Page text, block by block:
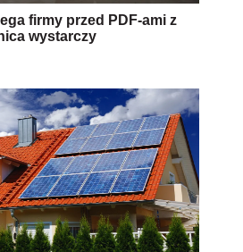
firmy przed PDF-ami z
wystarczy